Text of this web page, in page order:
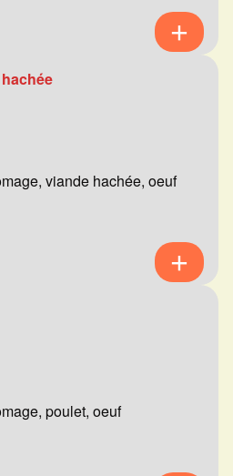
viande hachée, oeuf
poulet, oeuf